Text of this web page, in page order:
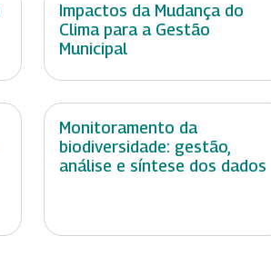
Impactos da Mudança do
Clima para a Gestão
Municipal
Monitoramento da
biodiversidade: gestão,
análise e síntese dos dados